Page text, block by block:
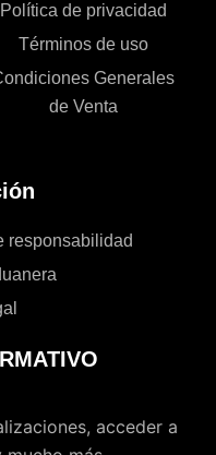
Política de privacidad
Términos de uso
Generales
de Venta
responsabilidad
acceder a